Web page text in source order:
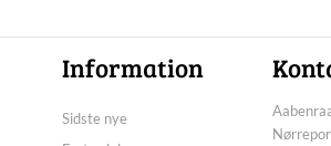
Information
Sidste nye